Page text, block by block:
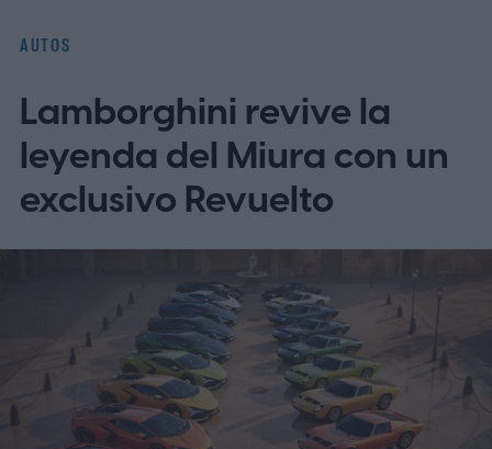
AUTOS
Lamborghini revive la
leyenda del Miura con un
exclusivo Revuelto